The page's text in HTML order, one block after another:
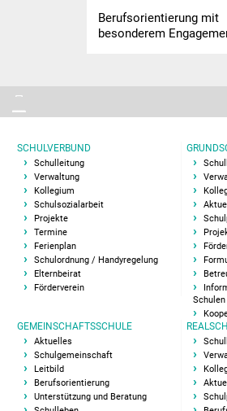
SMV
Leitbild
Berufsorientierung mit
besonderem
SCHULVERBUND
Schulleitung
Verwaltung
Kollegium
Schulsozialarbeit
Projekte
Termine
Ferienplan
Schulordnung / Handyregelung
Elternbeirat
Förderverein
Schulen
GEMEINSCHAFTSSCHULE
Aktuelles
Schulgemeinschaft
Leitbild
Berufsorientierung
Unterstützung und Beratung